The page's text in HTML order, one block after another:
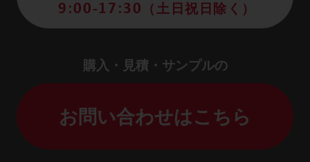
9:00-17:30 （土日祝日除く）
購入・見積・サンプルの
お問い合わせはこちら